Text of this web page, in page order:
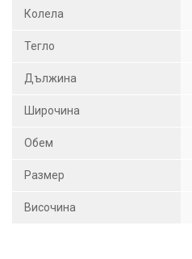
Колела
Тегло
Дължина
Широчина
Обем
Размер
Височина